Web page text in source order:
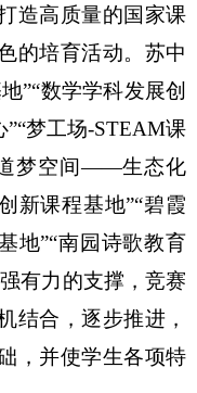
造高质量的国家课
的培育活动。苏中
”“数学学科发展创
梦工场-STEAM课
道梦空间——生态化
新课程基地”“碧霞
地”“南园诗歌教育
有力的支撑，竞赛
结合，逐步推进，
，并使学生各项特